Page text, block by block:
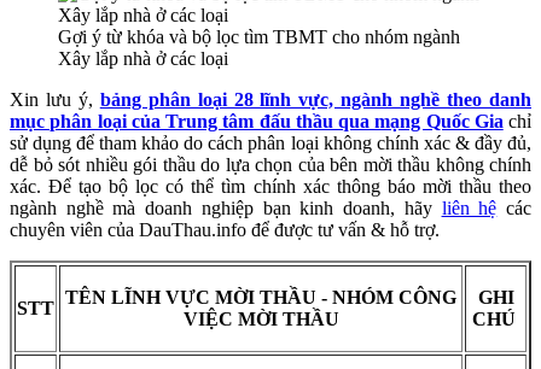
Gợi ý từ khóa và bộ lọc tìm TBMT cho nhóm ngành
Xây lắp nhà ở các loại
Xin lưu ý, bảng phân loại 28 lĩnh vực, ngành nghề theo danh
mục phân loại của Trung tâm đấu thầu qua mạng Quốc Gia chỉ
sử dụng để tham khảo do cách phân loại không chính xác & đầy đủ,
dễ bỏ sót nhiều gói thầu do lựa chọn của bên mời thầu không chính
xác. Để tạo bộ lọc có thể tìm chính xác thông báo mời thầu theo
ngành nghề mà doanh nghiệp bạn kinh doanh, hãy liên hệ các
chuyên viên của DauThau.info để được tư vấn & hỗ trợ.
STT
TÊN LĨNH VỰC MỜI THẦU - NHÓM CÔNG
VIỆC MỜI THẦU
GHI
CHÚ